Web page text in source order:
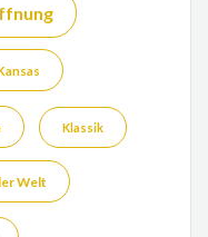
Klassik
Welt